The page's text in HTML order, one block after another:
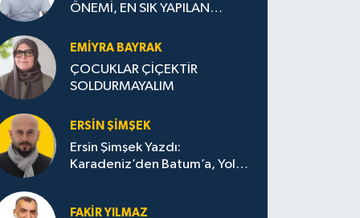
ÖNEMİ, EN SIK YAPILAN
STRATEJİLERİ
EMIYRA BAYRAK
ÇOCUKLAR ÇİÇEKTİR
SOLDURMAYALIM
ERSIN ŞIMŞEK
Ersin Şimşek Yazdı:
Karadeniz’den Batum’a, Yolun
FAKIR YILMAZ